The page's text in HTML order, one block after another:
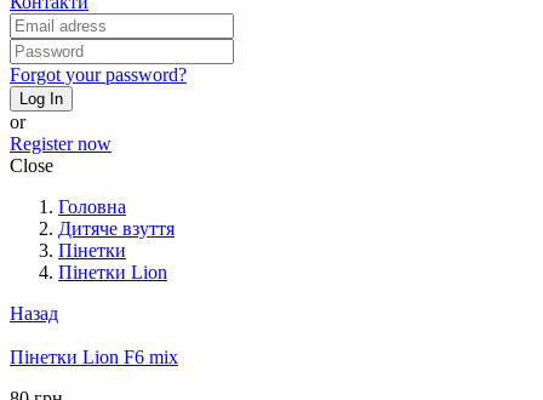
Forgot your password?
Log In
or
Register now
Close
Головна
Дитяче взуття
Пінетки
Пінетки Lion
Назад
Пінетки Lion F6 mix